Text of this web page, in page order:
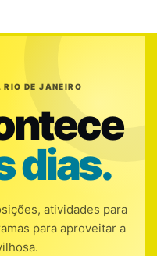
RIO DE JANEIRO
dias.
atividades para
para aproveitar a